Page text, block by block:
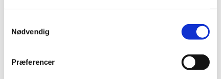
Nødvendig
Præferencer